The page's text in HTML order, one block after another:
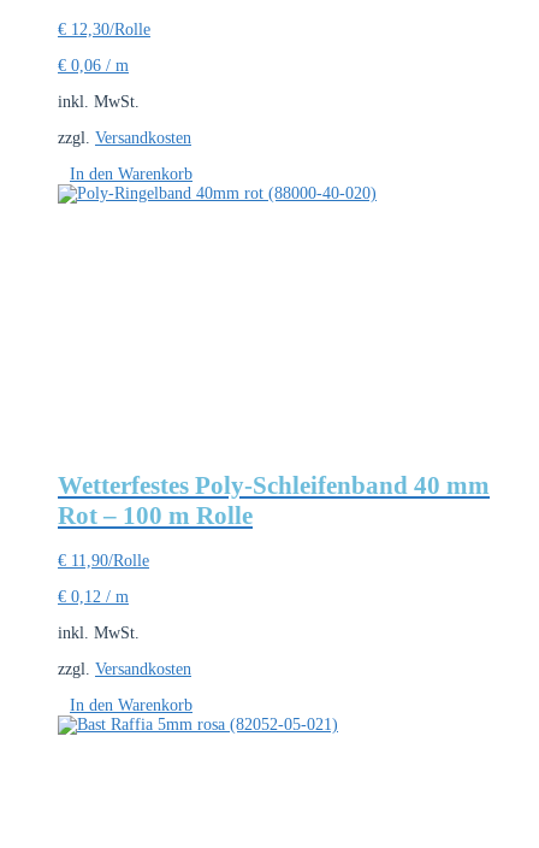
€ 12,30/Rolle
€ 0,06 / m
inkl. MwSt.
zzgl. Versandkosten
In den Warenkorb
Wetterfestes Poly-Schleifenband 40 mm
Rot – 100 m Rolle
€ 11,90/Rolle
€ 0,12 / m
inkl. MwSt.
zzgl. Versandkosten
In den Warenkorb